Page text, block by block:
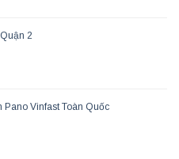
2
Pano Vinfast Toàn Quốc